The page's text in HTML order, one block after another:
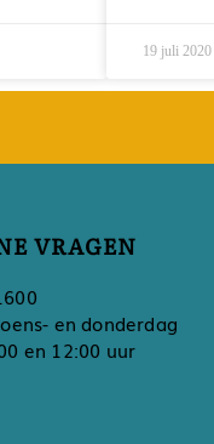
19 juli 2020
VRAGEN
en donderdag
en 12:00 uur